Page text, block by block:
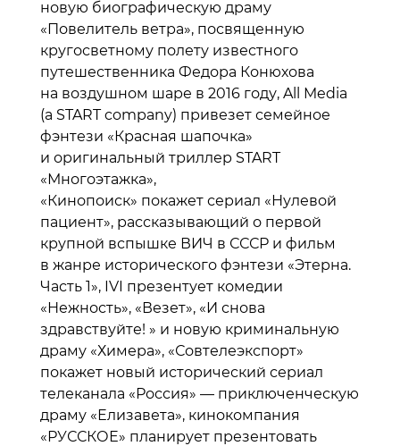
новую биографическую драму
«Повелитель ветра», посвященную
кругосветному полету известного
путешественника Федора Конюхова
на воздушном шаре в 2016 году, All Media
(a START company) привезет семейное
фэнтези «Красная шапочка»
и оригинальный триллер START
«Многоэтажка»,
«Кинопоиск» покажет сериал «Нулевой
пациент», рассказывающий о первой
крупной вспышке ВИЧ в СССР и фильм
в жанре исторического фэнтези «Этерна.
Часть 1», IVI презентует комедии
«Нежность», «Везет», «И снова
здравствуйте! » и новую криминальную
драму «Химера», «Совтелеэкспорт»
покажет новый исторический сериал
телеканала «Россия» — приключенческую
драму «Елизавета», кинокомпания
«РУССКОЕ» планирует презентовать